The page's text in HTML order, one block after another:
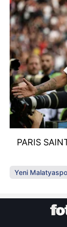
PARIS
Yeni